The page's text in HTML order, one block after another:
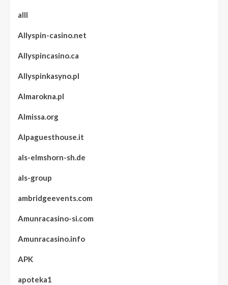
alll
Allyspin-casino.net
Allyspincasino.ca
Allyspinkasyno.pl
Almarokna.pl
Almissa.org
Alpaguesthouse.it
als-elmshorn-sh.de
als-group
ambridgeevents.com
Amunracasino-si.com
Amunracasino.info
APK
apoteka1